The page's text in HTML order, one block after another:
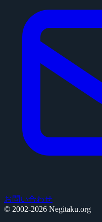
お問い合わせ
© 2002-2026 Negitaku.org